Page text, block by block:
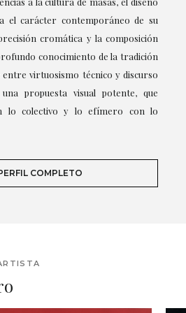
el carácter contemporáneo de su
cromática y la composición
conocimiento de la tradición
virtuosismo técnico y discurso
propuesta visual potente, que
lo colectivo y lo efímero con lo
COMPLETO